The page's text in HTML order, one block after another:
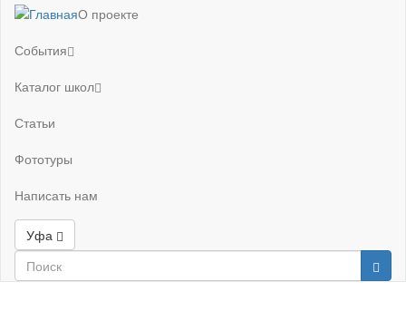
О проекте
События
Каталог школ
Статьи
Фототуры
Написать нам
Уфа